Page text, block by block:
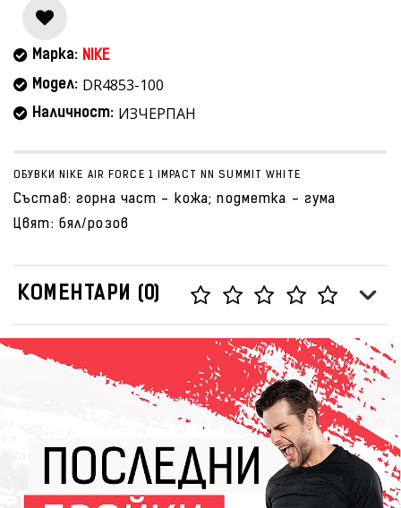
Марка: NIKE
Модел: DR4853-100
Наличност: ИЗЧЕРПАН
ОБУВКИ NIKE AIR FORCE 1 IMPACT NN SUMMIT WHITE
Състав: горна част - кожа; подметка - гума
Цвят: бял/розов
КОМЕНТАРИ (0)